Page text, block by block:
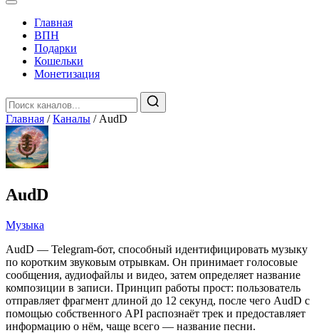
Главная
️ВПН
Подарки
Кошельки
Монетизация
Главная / Каналы / AudD
AudD
Музыка
AudD — Telegram-бот, способный идентифицировать музыку
по коротким звуковым отрывкам. Он принимает голосовые
сообщения, аудиофайлы и видео, затем определяет название
композиции в записи. Принцип работы прост: пользователь
отправляет фрагмент длиной до 12 секунд, после чего AudD с
помощью собственного API распознаёт трек и предоставляет
информацию о нём, чаще всего — название песни.